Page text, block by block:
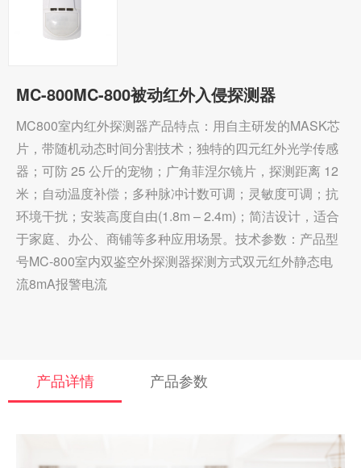
MC-800MC-800被动红外入侵探测器
MC800室内红外探测器产品特点：用自主研发的MASK芯
片，带随机动态时间分割技术；独特的四元红外光学传感
器；可防 25 公斤的宠物；广角菲涅尔镜片，探测距离 12
米；自动温度补偿；多种脉冲计数可调；灵敏度可调；抗
环境干扰；安装高度自由(1.8m – 2.4m)；简洁设计，适合
于家庭、办公、商铺等多种应用场景。技术参数：产品型
号MC-800室内双鉴空外探测器探测方式双元红外静态电
流8mA报警电流
产品详情 产品参数